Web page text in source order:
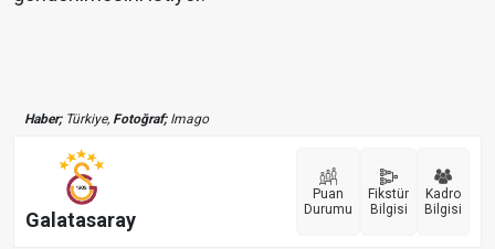
Haber;Türkiye, Fotoğraf;Imago
Galatasaray
Puan
Durumu
Fikstür
Bilgisi
Kadro
Bilgisi